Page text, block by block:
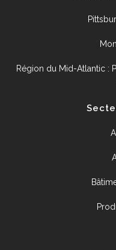
Région du Mid-Atlantic :